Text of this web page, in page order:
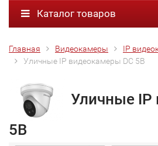
Каталог товаров
Главная Видеокамеры IP
Уличные IP видеокамеры DC 5В
Уличные IP
5В